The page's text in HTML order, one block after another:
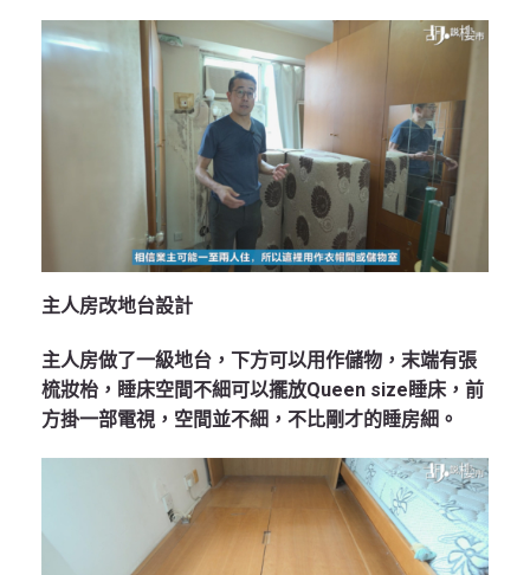
主人房改地台設計
主人房做了一級地台，下方可以用作儲物，末端有張
梳妝枱，睡床空間不細可以擺放Queen size睡床，前
方掛一部電視，空間並不細，不比剛才的睡房細。